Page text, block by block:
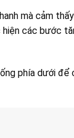
mà cảm
các bước
phía dưới để